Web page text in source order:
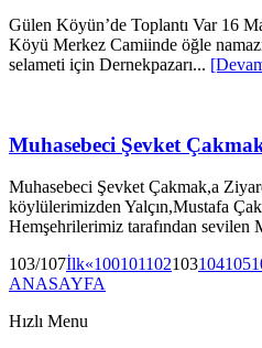
Gülen Köyün’de Toplantı Var 16
Köyü Merkez Camiinde öğle
selameti için Dernekpazarı...
Muhasebeci Şevket
Muhasebeci Şevket Çakmak,a
köylülerimizden Yalçın,Mustafa
Hemşehrilerimiz tarafından sevilen
103/107İlk«100101102103104105
ANASAYFA
Hızlı Menu